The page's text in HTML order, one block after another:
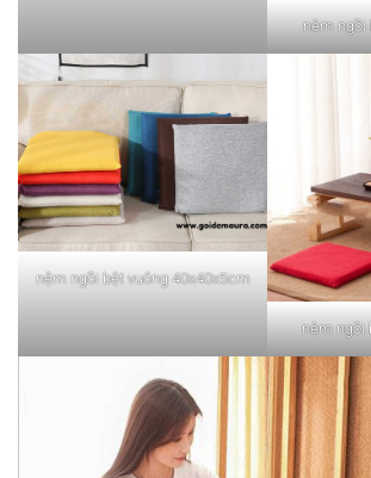
nệm ngồi
nệm ngồi bệt vuông 40x40x5cm
nệm ngồi